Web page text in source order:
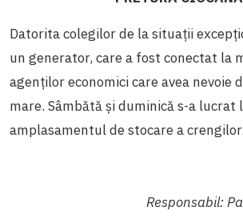
Datorita colegilor de la situații
un generator, care a fost conectat la
agenților economici care avea nevoie
mare. Sâmbătă și duminică s-a lucrat
amplasamentul de stocare a crengilor.
Responsabil: